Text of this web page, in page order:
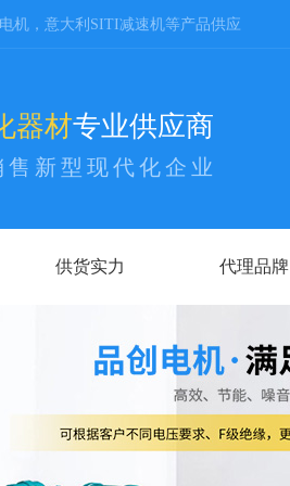
机，意大利SITI减速机等产品供应
器材专业供应商
新型现代化企业
供货实力 代理品牌